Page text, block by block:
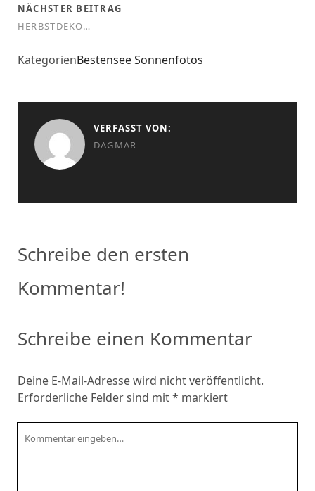
NÄCHSTER BEITRAG
HERBSTDEKO…
KategorienBestenseeSonnenfotos
VERFASST VON:
DAGMAR
Schreibe den ersten
Kommentar!
Schreibe einen Kommentar
Deine E-Mail-Adresse wird nicht veröffentlicht.
Erforderliche Felder sind mit* markiert